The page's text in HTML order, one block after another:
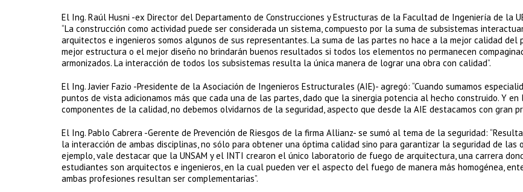
El Ing. Raúl Husni -ex Director del Departamento de Construcciones y Estructuras de la Facultad de Ingeniería de la
“La construcción como actividad puede ser considerada un sistema, compuesto por la suma de subsistemas
arquitectos e ingenieros somos algunos de sus representantes. La suma de las partes no hace a la mejor calidad del
mejor estructura o el mejor diseño no brindarán buenos resultados si todos los elementos no permanecen
armonizados. La interacción de todos los subsistemas resulta la única manera de lograr una obra con calidad”.
El Ing. Javier Fazio -Presidente de la Asociación de Ingenieros Estructurales (AIE)- agregó: “Cuando sumamos
puntos de vista adicionamos más que cada una de las partes, dado que la sinergia potencia al hecho construido. Y en
componentes de la calidad, no debemos olvidarnos de la seguridad, aspecto que desde la AIE destacamos con gran
El Ing. Pablo Cabrera -Gerente de Prevención de Riesgos de la firma Allianz- se sumó al tema de la seguridad:
la interacción de ambas disciplinas, no sólo para obtener una óptima calidad sino para garantizar la seguridad de las
ejemplo, vale destacar que la UNSAM y el INTI crearon el único laboratorio de fuego de arquitectura, una carrera
estudiantes son arquitectos e ingenieros, en la cual pueden ver el aspecto del fuego de manera más homogénea,
ambas profesiones resultan ser complementarias”.